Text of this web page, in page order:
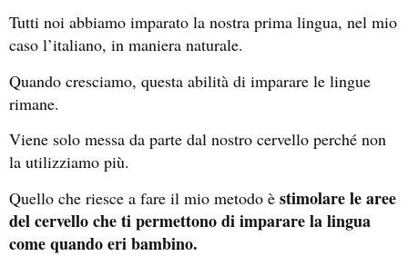
Tutti noi abbiamo imparato la nostra prima lingua, nel mio
caso l’italiano, in maniera naturale.
Quando cresciamo, questa abilità di imparare le lingue
rimane.
Viene solo messa da parte dal nostro cervello perché non
la utilizziamo più.
Quello che riesce a fare il mio metodo è stimolare le aree
del cervello che ti permettono di imparare la lingua
come quando eri bambino.